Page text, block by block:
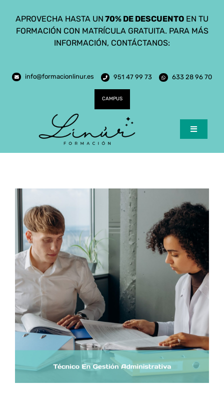
contenido
APROVECHA HASTA UN 70% DE DESCUENTO EN TU
FORMACIÓN CON MATRÍCULA GRATUITA. PARA MÁS
INFORMACIÓN, CONTÁCTANOS:
info@formacionlinur.es 951 47 99 73 633 28 96 70
CAMPUS
Toggle
Inicio
Ciclos Formativos
Certificados de Profesionalidad
Contacto